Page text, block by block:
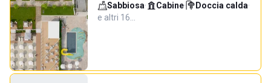
Sabbiosa· Cabine· Doccia calda·
e altri 16…